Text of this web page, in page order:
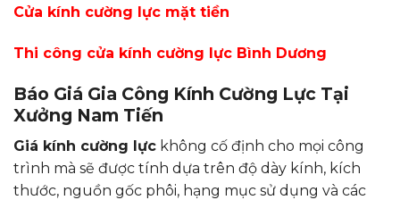
Cửa kính cường lực mặt tiền
Thi công cửa kính cường lực Bình Dương
Báo Giá Gia Công Kính Cường Lực Tại
Xưởng Nam Tiến
Giá kính cường lực không cố định cho mọi công
trình mà sẽ được tính dựa trên độ dày kính, kích
thước, nguồn gốc phôi, hạng mục sử dụng và các